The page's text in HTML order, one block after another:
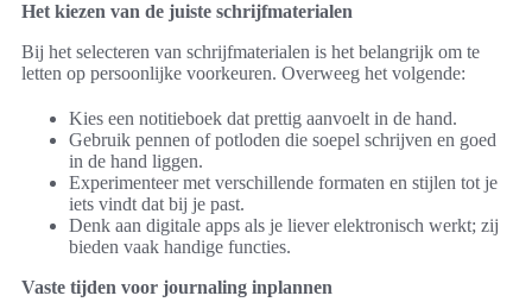
Het kiezen van de juiste schrijfmaterialen
Bij het selecteren van schrijfmaterialen is het belangrijk om te
letten op persoonlijke voorkeuren. Overweeg het volgende:
Kies een notitieboek dat prettig aanvoelt in de hand.
Gebruik pennen of potloden die soepel schrijven en goed
in de hand liggen.
Experimenteer met verschillende formaten en stijlen tot je
iets vindt dat bij je past.
Denk aan digitale apps als je liever elektronisch werkt; zij
bieden vaak handige functies.
Vaste tijden voor journaling inplannen